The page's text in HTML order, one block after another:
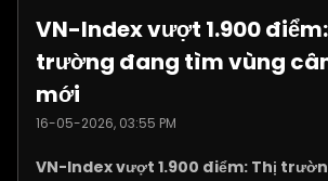
Posts:5399
VN-Index vượt 1.900
trường đang tìm vùng
mới
16-05-2026, 03:55 PM
VN-Index vượt 1.900 điểm: Thị